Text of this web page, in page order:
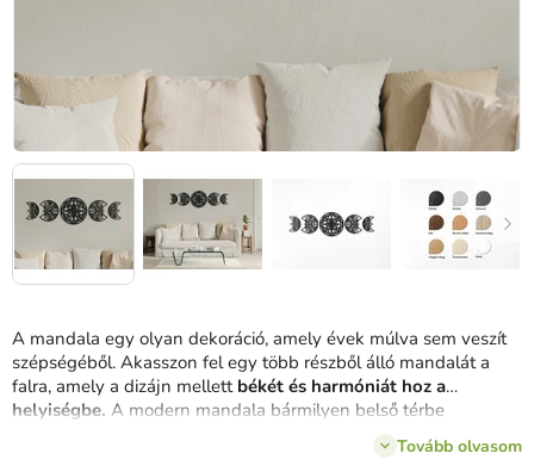
A mandala egy olyan dekoráció, amely évek múlva sem veszít
szépségéből. Akasszon fel egy több részből álló mandalát a
falra, amely a dizájn mellett békét és harmóniát hoz a
helyiségbe. A modern mandala bármilyen belső térbe
illeszkedik. Nemcsak képként fog működni a falon, hanem
Tovább olvasom